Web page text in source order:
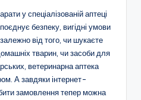
у спеціалізованій аптеці
безпеку, вигідні умови
від того, чи шукаєте
тварин, чи засоби для
ветеринарна аптека
А завдяки інтернет-
замовлення тепер можна